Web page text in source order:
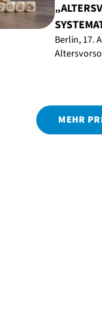
Berlin, 17.
MEHR